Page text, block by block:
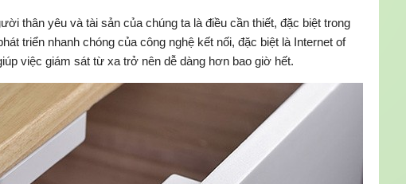
thân yêu và tài sản của chúng ta là điều cần thiết, đặc biệt trong
triển nhanh chóng của công nghệ kết nối, đặc biệt là Internet of
việc giám sát từ xa trở nên dễ dàng hơn bao giờ hết.